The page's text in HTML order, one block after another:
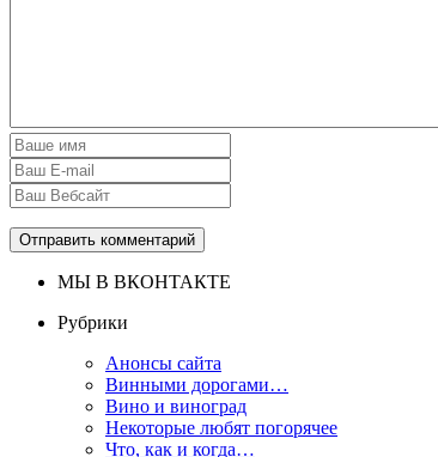
МЫ В ВКОНТАКТЕ
Рубрики
Анонсы сайта
Винными дорогами…
Вино и виноград
Некоторые любят погорячее
Что, как и когда…